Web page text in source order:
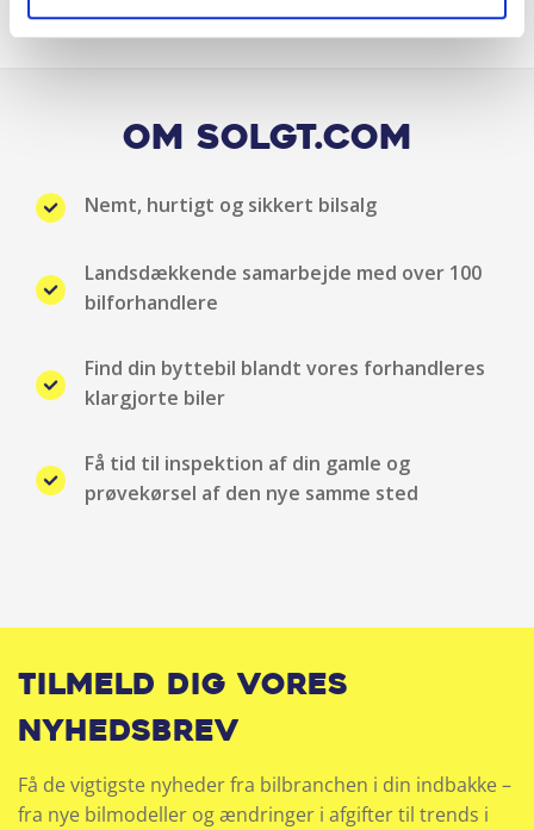
Isofix
Klimaanlæg
Kopholder
Mørktonede ruder bag
Multijusterbart rat
Om Solgt.com
Nemt, hurtigt og sikkert bilsalg
Landsdækkende samarbejde med over 100
bilforhandlere
Find din byttebil blandt vores forhandleres
klargjorte biler
Få tid til inspektion af din gamle og
prøvekørsel af den nye samme sted
Tilmeld dig vores
nyhedsbrev
Få de vigtigste nyheder fra bilbranchen i din indbakke –
fra nye bilmodeller og ændringer i afgifter til trends i